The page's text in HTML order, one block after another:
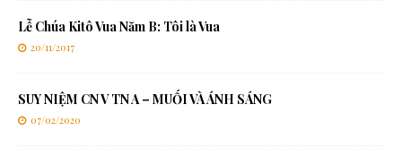
Lễ Chúa Kitô Vua Năm B: Tôi là Vua
20/11/2017
SUY NIỆM CN V TN A – MUỐI VÀ ÁNH SÁNG
07/02/2020